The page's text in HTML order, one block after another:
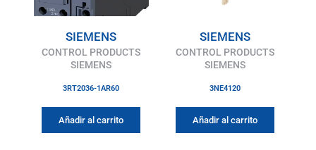
SIEMENS
CONTROL PRODUCTS
SIEMENS
3RT2036-1AR60
Añadir al carrito
SIEMENS
CONTROL PRODUCTS
SIEMENS
3NE4120
Añadir al carrito